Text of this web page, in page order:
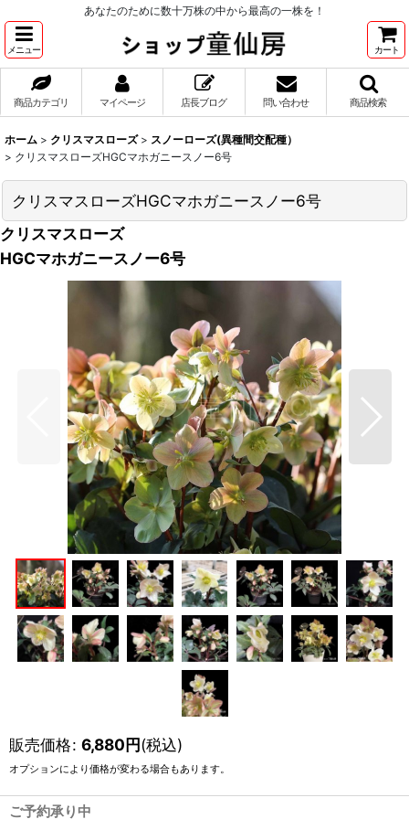
あなたのために数十万株の中から最高の一株を！
メニュー カート
商品カテゴリ マイページ 店長ブログ 問い合わせ 商品検索
ホーム > クリスマスローズ > スノーローズ(異種間交配種）
> クリスマスローズHGCマホガニースノー6号
クリスマスローズHGCマホガニースノー6号
クリスマスローズ
HGCマホガニースノー6号
販売価格: 6,880円(税込)
オプションにより価格が変わる場合もあります。
ご予約承り中